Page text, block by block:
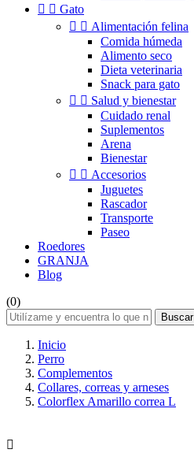
  Gato
  Alimentación felina
Comida húmeda
Alimento seco
Dieta veterinaria
Snack para gato
  Salud y bienestar
Cuidado renal
Suplementos
Arena
Bienestar
  Accesorios
Juguetes
Rascador
Transporte
Paseo
Roedores
GRANJA
Blog
(0)
Buscar
Inicio
Perro
Complementos
Collares, correas y arneses
Colorflex Amarillo correa L
